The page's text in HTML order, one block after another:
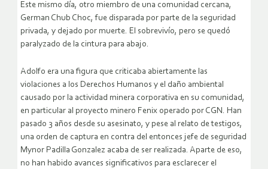
Este mismo día, otro miembro de una comunidad cercana,
German Chub Choc, fue disparada por parte de la seguridad
privada, y dejado por muerte. El sobrevivío, pero se quedó
paralyzado de la cintura para abajo.
Adolfo era una figura que criticaba abiertamente las
violaciones a los Derechos Humanos y el daño ambiental
causado por la actividad minera corporativa en su comunidad,
en particular al proyecto minero Fenix operado por CGN. Han
pasado 3 años desde su asesinato, y pese al relato de testigos,
una orden de captura en contra del entonces jefe de seguridad
Mynor Padilla Gonzalez acaba de ser realizada. Aparte de eso,
no han habido avances significativos para esclarecer el